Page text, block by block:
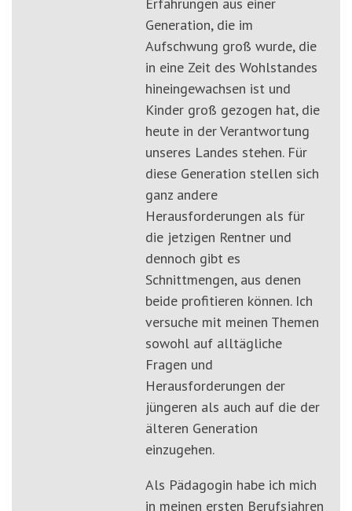
Erfahrungen aus einer
Generation, die im
Aufschwung groß wurde, die
in eine Zeit des Wohlstandes
hineingewachsen ist und
Kinder groß gezogen hat, die
heute in der Verantwortung
unseres Landes stehen. Für
diese Generation stellen sich
ganz andere
Herausforderungen als für
die jetzigen Rentner und
dennoch gibt es
Schnittmengen, aus denen
beide profitieren können. Ich
versuche mit meinen Themen
sowohl auf alltägliche
Fragen und
Herausforderungen der
jüngeren als auch auf die der
älteren Generation
einzugehen.
Als Pädagogin habe ich mich
in meinen ersten Berufsjahren